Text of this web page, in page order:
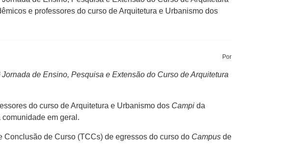
e professores do curso de Arquitetura e Urbanismo dos
Por
de Ensino, Pesquisa e Extensão do Curso de Arquitetura
do curso de Arquitetura e Urbanismo dos Campi da
em geral.
de Curso (TCCs) de egressos do curso do Campus de